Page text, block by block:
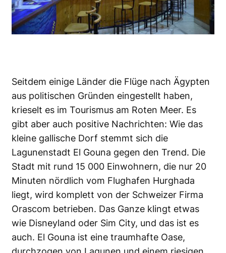
Seitdem einige Länder die Flüge nach Ägypten
aus politischen Gründen eingestellt haben,
krieselt es im Tourismus am Roten Meer. Es
gibt aber auch positive Nachrichten: Wie das
kleine gallische Dorf stemmt sich die
Lagunenstadt El Gouna gegen den Trend. Die
Stadt mit rund 15 000 Einwohnern, die nur 20
Minuten nördlich vom Flughafen Hurghada
liegt, wird komplett von der Schweizer Firma
Orascom betrieben. Das Ganze klingt etwas
wie Disneyland oder Sim City, und das ist es
auch. El Gouna ist eine traumhafte Oase,